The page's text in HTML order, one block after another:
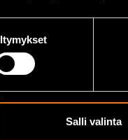
Salli valinta